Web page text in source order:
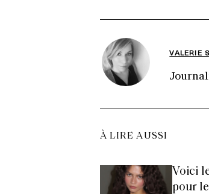
VALERIE
À LIRE AUSSI
Voici
pour